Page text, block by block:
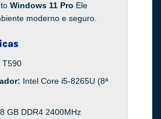
Windows 11 Pro Ele
moderno e seguro.
T590
Intel Core i5-8265U (8ª
8 GB DDR4 2400MHz